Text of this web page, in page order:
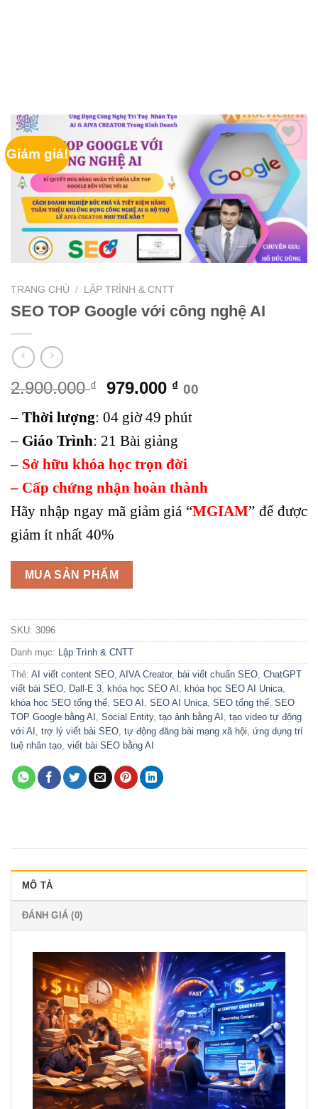
Giảm giá!
TRANG CHỦ / LẬP TRÌNH & CNTT
SEO TOP Google với công nghệ AI
2.900.000₫
Giá
là:
2.900.000 ₫.
979.000 ₫Giá
tại
979.000 ₫.
00
– Thời lượng: 04 giờ 49 phút
– Giáo Trình: 21 Bài giảng
– Sở hữu khóa học trọn đời
– Cấp chứng nhận hoàn thành
Hãy nhập ngay mã giảm giá “MGIAM” để được
giảm ít nhất 40%
MUA SẢN PHẨM
SKU: 3096
Danh mục: Lập Trình & CNTT
Thẻ: AI viết content SEO, AIVA Creator, bài viết chuẩn SEO, ChatGPT
viết bài SEO, Dall-E 3, khóa học SEO AI , khóa học SEO AI Unica,
khóa học SEO tổng thể, SEO AI , SEO AI Unica, SEO tổng thể, SEO
TOP Google bằng AI , Social Entity, tạo ảnh bằng AI , tạo video tự động
với AI , trợ lý viết bài SEO, tự động đăng bài mạng xã hội, ứng dụng trí
tuệ nhân tạo, viết bài SEO bằng AI
MÔ TẢ
ĐÁNH GIÁ (0)